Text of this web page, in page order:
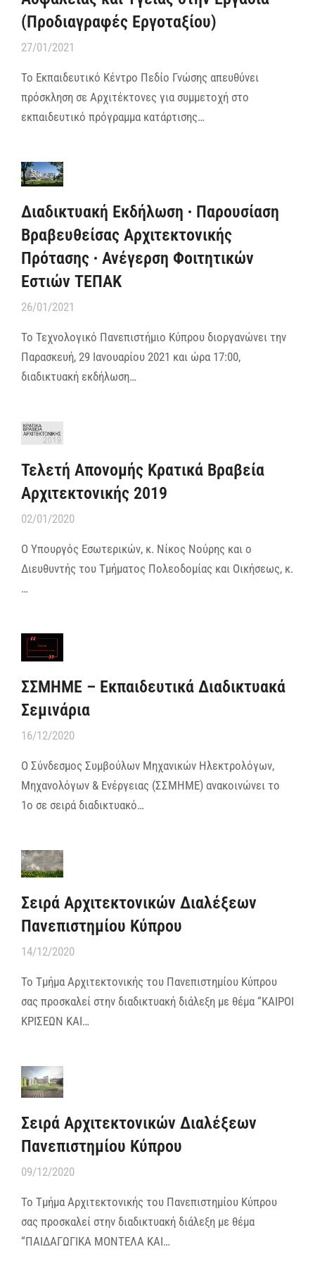
(Προδιαγραφές Εργοταξίου)
27/01/2021
To Εκπαιδευτικό Κέντρο Πεδίο Γνώσης απευθύνει
πρόσκληση σε Αρχιτέκτονες για συμμετοχή στο
εκπαιδευτικό πρόγραμμα κατάρτισης…
Διαδικτυακή Εκδήλωση ∙ Παρουσίαση
Βραβευθείσας Αρχιτεκτονικής
Πρότασης ∙ Ανέγερση Φοιτητικών
Εστιών ΤΕΠΑΚ
26/01/2021
Το Τεχνολογικό Πανεπιστήμιο Κύπρου διοργανώνει την
Παρασκευή, 29 Ιανουαρίου 2021 και ώρα 17:00,
διαδικτυακή εκδήλωση…
Τελετή Απονομής Κρατικά Βραβεία
Αρχιτεκτονικής 2019
02/01/2020
Ο Υπουργός Εσωτερικών, κ. Νίκος Νούρης και ο
Διευθυντής του Τμήματος Πολεοδομίας και Οικήσεως, κ.
…
ΣΣΜΗΜΕ – Εκπαιδευτικά Διαδικτυακά
Σεμινάρια
16/12/2020
Ο Σύνδεσμος Συμβούλων Μηχανικών Ηλεκτρολόγων,
Μηχανολόγων & Ενέργειας (ΣΣΜΗΜΕ) ανακοινώνει το
1ο σε σειρά διαδικτυακό…
Σειρά Αρχιτεκτονικών Διαλέξεων
Πανεπιστημίου Κύπρου
14/12/2020
Το Τμήμα Αρχιτεκτονικής του Πανεπιστημίου Κύπρου
σας προσκαλεί στην διαδικτυακή διάλεξη με θέμα “ΚΑΙΡΟΙ
ΚΡΙΣΕΩΝ ΚΑΙ…
Σειρά Αρχιτεκτονικών Διαλέξεων
Πανεπιστημίου Κύπρου
09/12/2020
Το Τμήμα Αρχιτεκτονικής του Πανεπιστημίου Κύπρου
σας προσκαλεί στην διαδικτυακή διάλεξη με θέμα
“ΠΑΙΔΑΓΩΓΙΚΑ ΜΟΝΤΕΛΑ ΚΑΙ…